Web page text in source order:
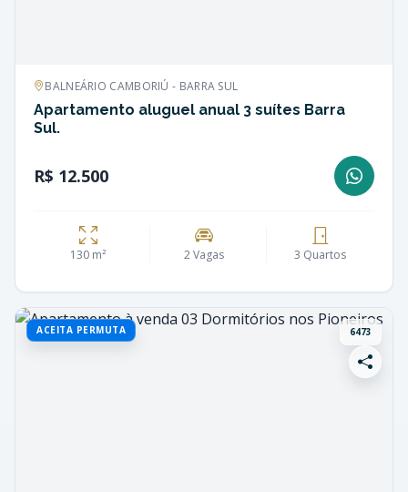
BALNEÁRIO CAMBORIÚ - BARRA SUL
Apartamento aluguel anual 3 suítes Barra
Sul.
R$ 12.500
130 m² 2 Vagas 3 Quartos
ACEITA PERMUTA 6473